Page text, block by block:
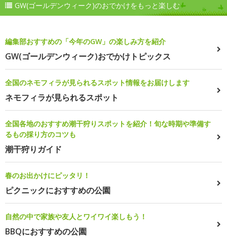
GW(ゴールデンウィーク)のおでかけをもっと楽しむ
編集部おすすめの「今年のGW」の楽しみ方を紹介
GW(ゴールデンウィーク)おでかけトピックス
全国のネモフィラが見られるスポット情報をお届けします
ネモフィラが見られるスポット
全国各地のおすすめ潮干狩りスポットを紹介！旬な時期や準備す
るもの採り方のコツも
潮干狩りガイド
春のお出かけにピッタリ！
ピクニックにおすすめの公園
自然の中で家族や友人とワイワイ楽しもう！
BBQにおすすめの公園